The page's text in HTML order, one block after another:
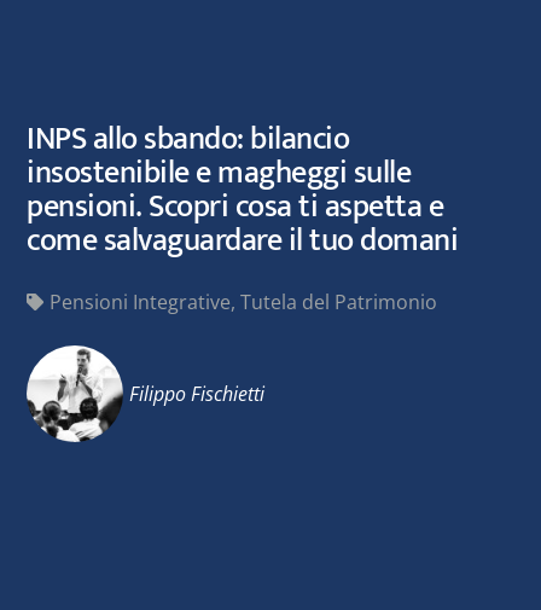
INPS allo sbando: bilancio
insostenibile e magheggi sulle
pensioni. Scopri cosa ti aspetta e
come salvaguardare il tuo domani
Pensioni Integrative,Tutela del Patrimonio
Filippo Fischietti